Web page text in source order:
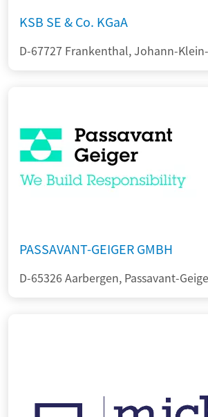
KSB SE & Co. KGaA
D-67727 Frankenthal, Johann-
PASSAVANT-GEIGER GMBH
D-65326 Aarbergen, Passavant-